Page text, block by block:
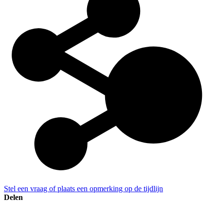
Stel een vraag of plaats een opmerking op de tijdlijn
Delen